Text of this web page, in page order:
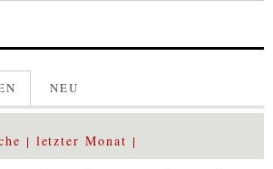
NEU
letzter Monat